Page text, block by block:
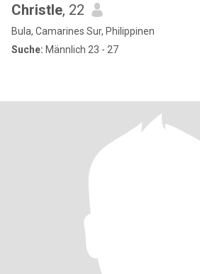
Christle, 22
Bula, Camarines Sur, Philippinen
Suche: Männlich 23 - 27